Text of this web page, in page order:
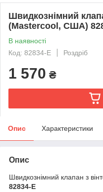
Швидкознімний
(Mastercool, США)
В наявності
Код: 82834-E
Роздріб
1 570 ₴
Опис Характеристики
Опис
Швидкознімний клапан з
82834-E